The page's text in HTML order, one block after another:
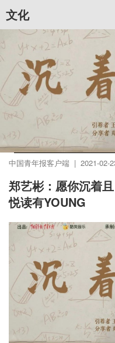
文化
中国青年报客户端 | 2021-02-
郑艺彬：愿你沉着
悦读有YOUNG